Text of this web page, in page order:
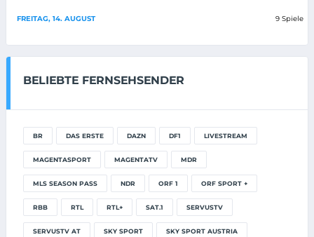
FREITAG, 14. AUGUST 9 Spiele
BELIEBTE FERNSEHSENDER
BR DAS ERSTE DAZN DF1 LIVESTREAM
MAGENTASPORT MAGENTATV MDR
MLS SEASON PASS NDR ORF 1 ORF SPORT +
RBB RTL RTL+ SAT.1 SERVUSTV
SERVUSTV AT SKY SPORT SKY SPORT AUSTRIA